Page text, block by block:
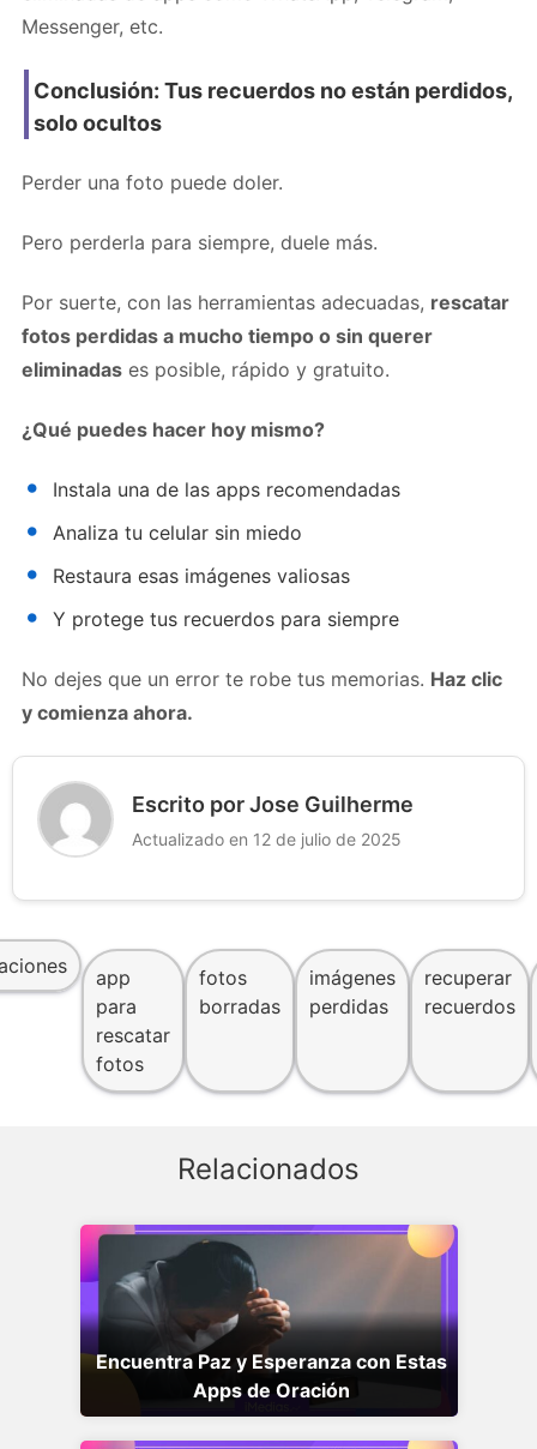
Messenger, etc.
Conclusión: Tus recuerdos no están perdidos,
solo ocultos
Perder una foto puede doler.
Pero perderla para siempre, duele más.
Por suerte, con las herramientas adecuadas, rescatar
fotos perdidas a mucho tiempo o sin querer
eliminadas es posible, rápido y gratuito.
¿Qué puedes hacer hoy mismo?
Instala una de las apps recomendadas
Analiza tu celular sin miedo
Restaura esas imágenes valiosas
Y protege tus recuerdos para siempre
No dejes que un error te robe tus memorias. Haz clic
y comienza ahora.
Escrito por Jose Guilherme
Actualizado en 12 de julio de 2025
app
para
rescatar
fotos
fotos
borradas
imágenes
perdidas
recuperar
recuerdos
Relacionados
Encuentra Paz y Esperanza con Estas
Apps de Oración